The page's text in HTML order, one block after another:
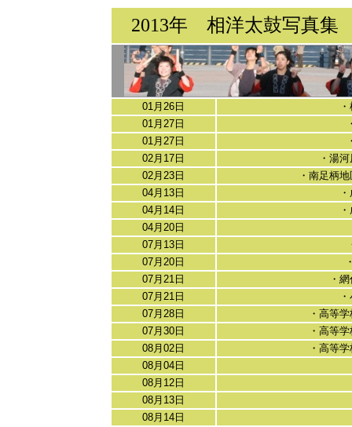
2013年 相洋太鼓写真集
01月26日
01月27日
01月27日
02月17日
・湯
02月23日
・南足柄
04月13日
04月14日
04月20日
07月13日
07月20日
07月21日
・
07月21日
07月28日
・高等
07月30日
・高等
08月02日
・高等
08月04日
08月12日
08月13日
08月14日